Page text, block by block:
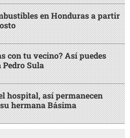
en Honduras a partir
con tu vecino? Así puedes
Sula
hospital, así permanecen
hermana Básima